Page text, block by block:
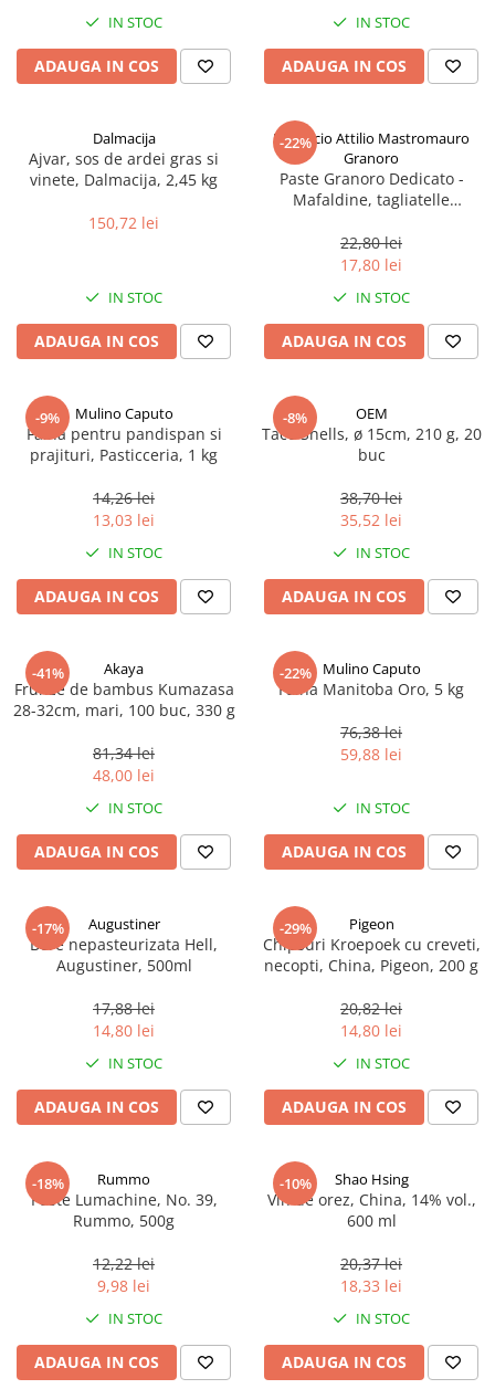
Spania / Cipru / Africa
Sare de mare din Oceanele Pacific
Sare de roca
Sare speciala
Specialitati din ulei
Terine si placinte
Uleiuri Premium
Uleiuri speciale/presate la rece
Ulei de masline extravirgin
Ulei Gegenbauer
Ulei Huilerie Beaujolaise
Ulei Wiberg Gastro
Prajitore paine
Gratare
IN STOC
ADAUGA IN COS
IN STOC
ADAUGA IN COS
Dalmacija
Ajvar, sos de ardei gras si
vinete, Dalmacija, 2,45 kg
150,72 lei
IN STOC
ADAUGA IN COS
-22%
Pastificio Attilio Mastromauro
Granoro
Paste Granoro Dedicato -
Mafaldine, tagliatelle
22,80 lei
17,80 lei
IN STOC
ADAUGA IN COS
-9% Mulino Caputo
Faina pentru pandispan si
prajituri, Pasticceria, 1 kg
14,26 lei
13,03 lei
IN STOC
ADAUGA IN COS
-8% OEM
Taco Shells, ø 15cm, 210 g, 20
buc
38,70 lei
35,52 lei
IN STOC
ADAUGA IN COS
-41% Akaya
Frunze de bambus Kumazasa
28-32cm, mari, 100 buc, 330 g
81,34 lei
48,00 lei
IN STOC
ADAUGA IN COS
-22% Mulino Caputo
Faina Manitoba Oro, 5 kg
76,38 lei
59,88 lei
IN STOC
ADAUGA IN COS
-17% Augustiner
Bere nepasteurizata Hell,
Augustiner, 500ml
17,88 lei
14,80 lei
IN STOC
ADAUGA IN COS
-29% Pigeon
Chipsuri Kroepoek cu creveti,
necopti, China, Pigeon, 200 g
20,82 lei
14,80 lei
IN STOC
ADAUGA IN COS
-18% Rummo
Paste Lumachine, No. 39,
Rummo, 500g
12,22 lei
9,98 lei
IN STOC
ADAUGA IN COS
-10% Shao Hsing
Vin de orez, China, 14% vol.,
600 ml
20,37 lei
18,33 lei
IN STOC
ADAUGA IN COS